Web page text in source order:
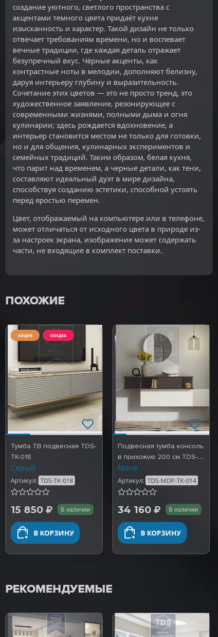
создание уютного, светлого пространства с
акцентами темного цвета придаёт кухне
изысканность и характер. Такой дизайн не только
отвечает требованиям времени, но и воспевает
вечные традиции, где каждая деталь отражает
безупречный вкус. Чёрные акценты, как
контрастные ноты в мелодии, дополняют белизну,
даруя интерьеру глубину и выразительность.
Сочетание этих цветов — это не просто тренд, это
художественное заявление, резонирующее с
современными жизнями, полными дыма и огня
кулинарии; здесь рождается вдохновение, а
интерьер становится местом не только для готовки,
но и для общения, кулинарных экспериментов и
семейных традиций. Таким образом, белая кухня,
что парит над временем, а черные детали, как тени,
составляют идеальный дуэт в мире дизайна,
способствуя созданию эстетики, способной устоять
перед яростью перемен.
Цвет, отображаемый на компьютере или в телефоне,
может отличаться от исходного цвета в природе из-
за настроек экрана, изображение может содержать
части, не входящие в комплект поставки.
ПОХОЖИЕ
АКЦИЯ СКИДКА
Тумба ТВ подвесная TDS-
TK-018
Серый
Артикул: TDS-TK-018
15 850 В наличии
В КОРЗИНУ
Подвесная тумба консоль
в прихожую 200 см TDS-
MDP-TK-014
None
Артикул: TDS-MDP-TK-014
34 160 В наличии
В КОРЗИНУ
РЕКОМЕНДУЕМЫЕ